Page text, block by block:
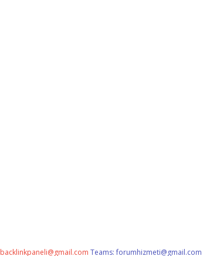
backlinkpaneli@gmail.com Teams:forumhizmeti@gmail.com